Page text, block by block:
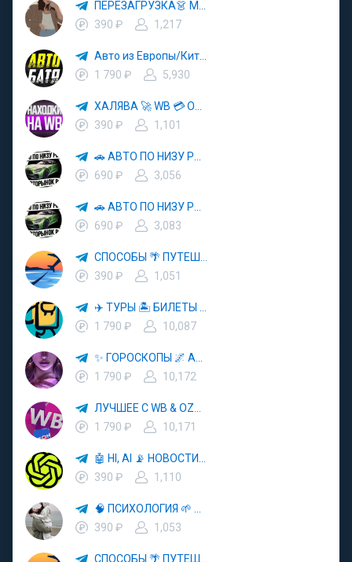
390 ₽
1,217
1 790 ₽
5,930
390 ₽
1,101
690 ₽
3,056
690 ₽
3,083
390 ₽
1,051
1 790 ₽
10,087
1 790 ₽
10,172
1 790 ₽
10,171
390 ₽
1,110
390 ₽
1,053